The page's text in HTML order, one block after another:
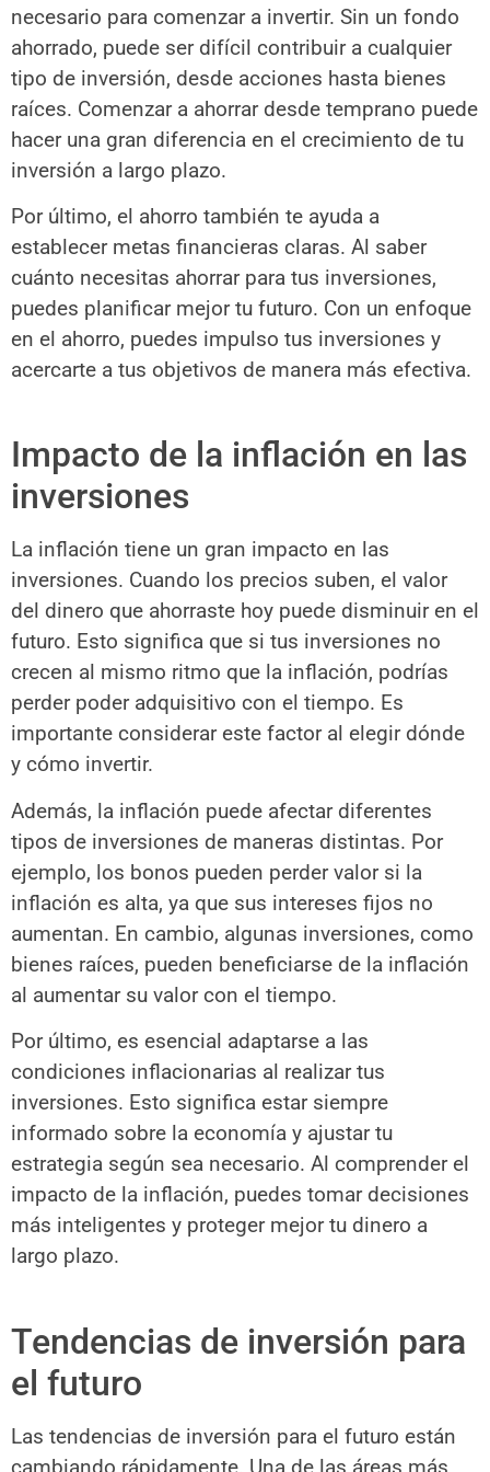
necesario para comenzar a invertir. Sin un fondo
ahorrado, puede ser difícil contribuir a cualquier
tipo de inversión, desde acciones hasta bienes
raíces. Comenzar a ahorrar desde temprano puede
hacer una gran diferencia en el crecimiento de tu
inversión a largo plazo.
Por último, el ahorro también te ayuda a
establecer metas financieras claras. Al saber
cuánto necesitas ahorrar para tus inversiones,
puedes planificar mejor tu futuro. Con un enfoque
en el ahorro, puedes impulso tus inversiones y
acercarte a tus objetivos de manera más efectiva.
Impacto de la inflación en las
inversiones
La inflación tiene un gran impacto en las
inversiones. Cuando los precios suben, el valor
del dinero que ahorraste hoy puede disminuir en el
futuro. Esto significa que si tus inversiones no
crecen al mismo ritmo que la inflación, podrías
perder poder adquisitivo con el tiempo. Es
importante considerar este factor al elegir dónde
y cómo invertir.
Además, la inflación puede afectar diferentes
tipos de inversiones de maneras distintas. Por
ejemplo, los bonos pueden perder valor si la
inflación es alta, ya que sus intereses fijos no
aumentan. En cambio, algunas inversiones, como
bienes raíces, pueden beneficiarse de la inflación
al aumentar su valor con el tiempo.
Por último, es esencial adaptarse a las
condiciones inflacionarias al realizar tus
inversiones. Esto significa estar siempre
informado sobre la economía y ajustar tu
estrategia según sea necesario. Al comprender el
impacto de la inflación, puedes tomar decisiones
más inteligentes y proteger mejor tu dinero a
largo plazo.
Tendencias de inversión para
el futuro
Las tendencias de inversión para el futuro están
cambiando rápidamente. Una de las áreas más